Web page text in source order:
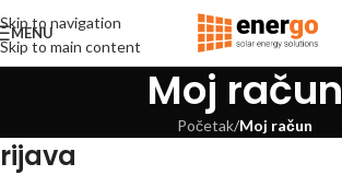
Skip to navigation
Skip to main content
MENU
Moj račun
Početak/Moj račun